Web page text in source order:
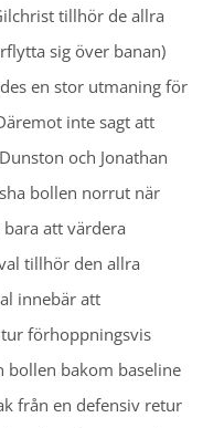
tillhör de allra
sig över banan)
en stor utmaning för
inte sagt att
och Jonathan
bollen norrut när
att värdera
tillhör den allra
innebär att
förhoppningsvis
bollen bakom baseline
från en defensiv retur